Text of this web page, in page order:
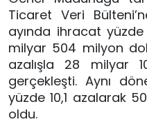
Ticaret Veri
ayında ihracat
milyar 504 milyon
azalışla 28 milyar
gerçekleşti. Aynı
yüzde 10,1 azalarak
oldu.